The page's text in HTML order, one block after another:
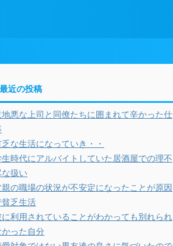
最近の投稿
地悪な上司と同僚たちに囲まれて辛かった仕
な生活になっていき・・
生時代にアルバイトしていた居酒屋での理不
な扱い
親の職場の状況が不安定になったことが原因
貧乏生活
に利用されていることがわかっても別れられ
かった自分